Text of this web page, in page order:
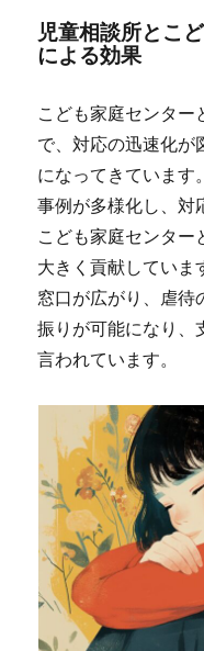
児童相談所とこ
による効果
こども家庭センター
で、対応の迅速化が
になってきています
事例が多様化し、対
こども家庭センター
大きく貢献していま
窓口が広がり、虐待
振りが可能になり、
言われています。